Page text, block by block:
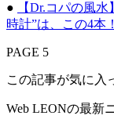
●
【Dr.コパの風
時計”は、この4本！
PAGE 5
この記事が気に入
Web LEONの最新